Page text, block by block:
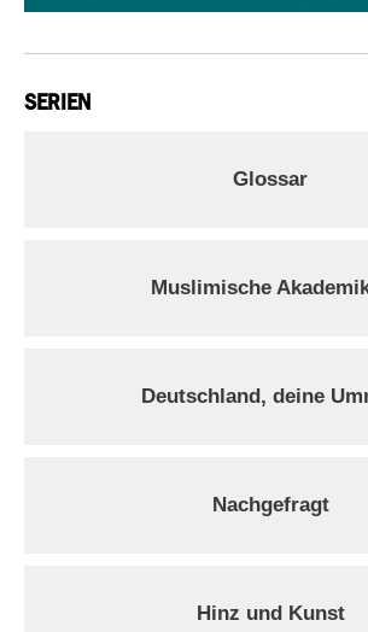
SERIEN
Glossar
Muslimische
Deutschland, deine
Nachgefragt
Hinz und Kunst